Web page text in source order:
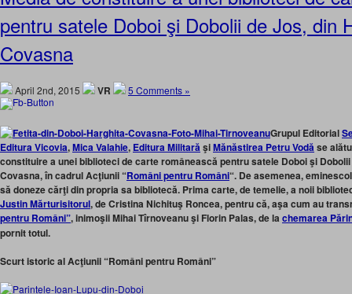
pentru satele Doboi şi Dobolii de Jos, din
Covasna
April 2nd, 2015 VR 5 Comments »
Grupul Editorial
Editura Vicovia,Mica Valahie, Editura MilitarăşiMănăstirea Petru Vodăse
constituire a unei biblioteci de carte românească pentru satele Doboi şi
Covasna, în cadrul Acţiunii “Români pentru Români“. De asemenea,
să doneze cărţi din propria sa bibliotecă. Prima carte, de temelie, a noii
Justin Mărturisitorul, de Cristina Nichituş Roncea, pentru că, aşa cum au
pentru Români”, inimoşii Mihai Tîrnoveanu şi Florin Palas, de la chemarea
pornit totul.
Scurt istoric al Acţiunii “Români pentru Români”